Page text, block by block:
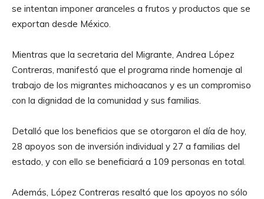
se intentan imponer aranceles a frutos y productos que se
exportan desde México.
Mientras que la secretaria del Migrante, Andrea López
Contreras, manifestó que el programa rinde homenaje al
trabajo de los migrantes michoacanos y es un compromiso
con la dignidad de la comunidad y sus familias.
Detalló que los beneficios que se otorgaron el día de hoy,
28 apoyos son de inversión individual y 27 a familias del
estado, y con ello se beneficiará a 109 personas en total.
Además, López Contreras resaltó que los apoyos no sólo